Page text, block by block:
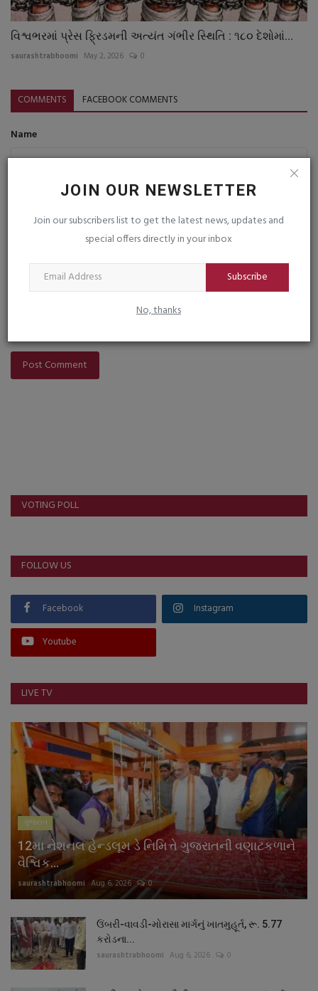
JOIN OUR NEWSLETTER
Join our subscribers list to get the latest news, updates and
special offers directly in your inbox
Subscribe
No, thanks
વિશ્વભરમાં પ્રેસ ફ્રિડમની અત્યંત ગંભીર સ્થિતિ : ૧૮૦ દેશોમાં...
saurashtrabhoomi May 2, 2026 0
COMMENTS FACEBOOK COMMENTS
Name
Post Comment
VOTING POLL
FOLLOW US
Facebook Instagram
Youtube
LIVE TV
ગુજરાત
12મા નેશનલ હેન્ડલૂમ ડે નિમિત્તે ગુજરાતની વણાટકળાને
વૈશ્વિક...
saurashtrabhoomi Aug 6, 2026 0
ઉંબરી-વાવડી-મોરાસા માર્ગનું ખાતમુહૂર્ત, રૂ. 5.77
કરોડના...
saurashtrabhoomi Aug 6, 2026 0